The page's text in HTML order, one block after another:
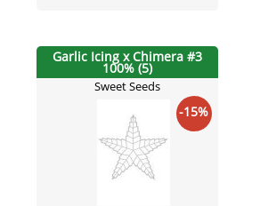
Garlic Icing x Chimera #3
100% (5)
Sweet Seeds
-15%